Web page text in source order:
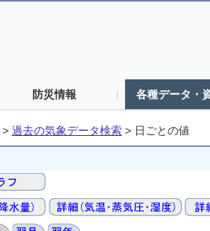
防災情報 各種データ・
> 過去の気象データ検索 > 日ごとの値